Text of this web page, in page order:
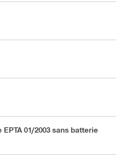
01/2003 sans batterie